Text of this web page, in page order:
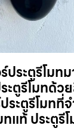
ประตูรีโมท
ะตูรีโมทด้ว
ระตูรีโมทที่
ทแท้ ประตูรี